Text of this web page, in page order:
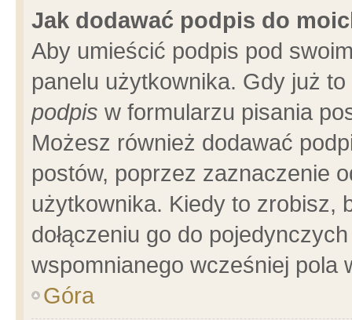
Jak dodawać podpis do
Aby umieścić podpis pod
panelu użytkownika. Gdy już
podpis w formularzu pisania
Możesz również dodawać
postów, poprzez zaznaczenie
użytkownika. Kiedy to zrobisz,
dołączeniu go do
wspomnianego wcześniej pola
Góra